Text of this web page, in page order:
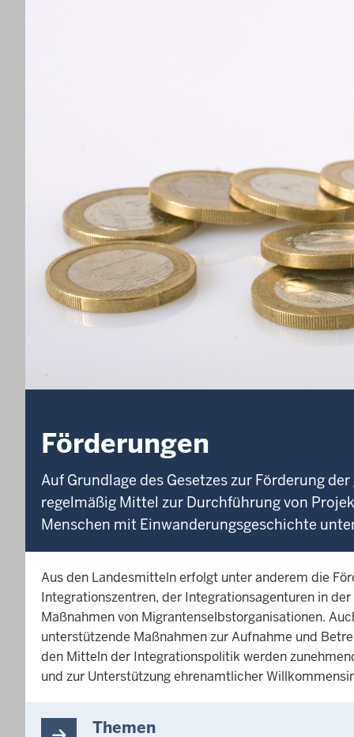
Förderungen
Auf Grundlage des Gesetzes zur Förderung
regelmäßig Mittel zur Durchführung von
Menschen mit Einwanderungsgeschichte
Aus den Landesmitteln erfolgt unter anderem die
Integrationszentren, der Integrationsagenturen in
Maßnahmen von Migrantenselbstorganisationen.
unterstützende Maßnahmen zur Aufnahme und
den Mitteln der Integrationspolitik werden
und zur Unterstützung ehrenamtlicher
Themen